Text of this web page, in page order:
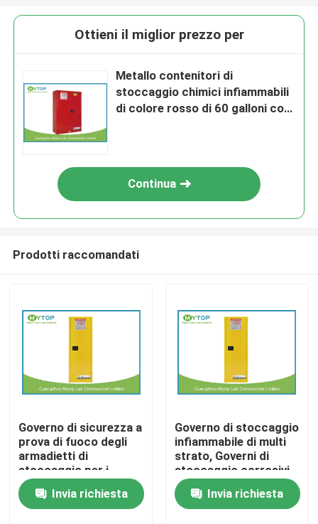
Casa
Chi siamo
Ottieni il miglior prezzo per
Metallo contenitori di
stoccaggio chimici infiammabili
di colore rosso di 60 galloni con
Continua
Prodotti raccomandati
Governo di sicurezza a
prova di fuoco degli
armadietti di
stoccaggio per i
liquidi infiammabili 22
galloniInvia richiesta
Governo di stoccaggio
infiammabile di multi
strato, Governi di
stoccaggio corrosivi
liquidi chimici
Invia richiesta